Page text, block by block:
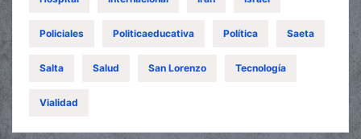
Policiales Politicaeducativa Política Saeta
Salta Salud San Lorenzo Tecnología
Vialidad